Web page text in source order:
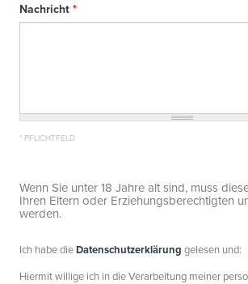
Nachricht *
* PFLICHTFELD
Wenn Sie unter 18 Jahre alt sind, muss
Ihren Eltern oder Erziehungsberechtigten
werden.
Ich habe dieDatenschutzerklärung gelesen und:
Hiermit willige ich in die Verarbeitung meiner